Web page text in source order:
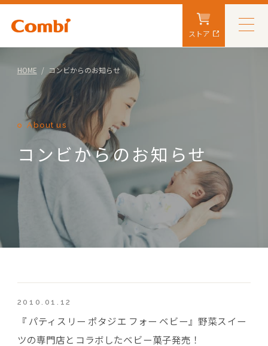
ストア
HOME コンビからのお知らせ
About us
コンビからのお知らせ
2010.01.12
『 パティスリー ポタジエ フォー ベビー』野菜スイー
ツの専門店とコラボしたベビー菓子発売！